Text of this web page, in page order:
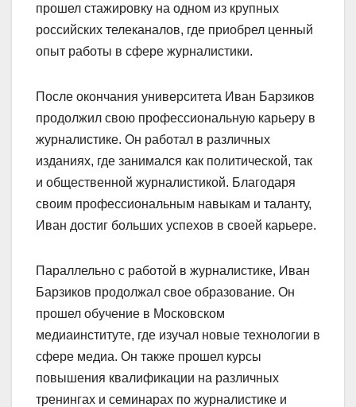
прошел стажировку на одном из крупных
российских телеканалов, где приобрел ценный
опыт работы в сфере журналистики.
После окончания университета Иван Барзиков
продолжил свою профессиональную карьеру в
журналистике. Он работал в различных
изданиях, где занимался как политической, так
и общественной журналистикой. Благодаря
своим профессиональным навыкам и таланту,
Иван достиг больших успехов в своей карьере.
Параллельно с работой в журналистике, Иван
Барзиков продолжал свое образование. Он
прошел обучение в Московском
медиаинституте, где изучал новые технологии в
сфере медиа. Он также прошел курсы
повышения квалификации на различных
тренингах и семинарах по журналистике и